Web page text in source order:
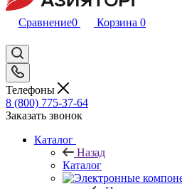
Сравнение0 Корзина 0
Телефоны
8 (800) 775-37-64
Заказать звонок
Каталог
Назад
Каталог